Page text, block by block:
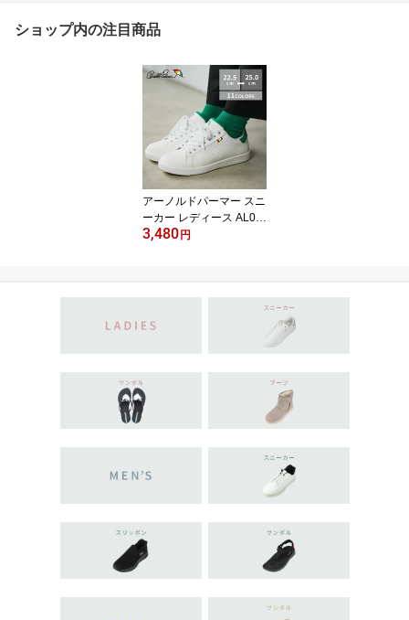
ショップ内の注目商品
アーノルドパーマー スニ
ーカー レディース AL07
02 軽量 歩きやすい ロー
5.0cm
3,480 円